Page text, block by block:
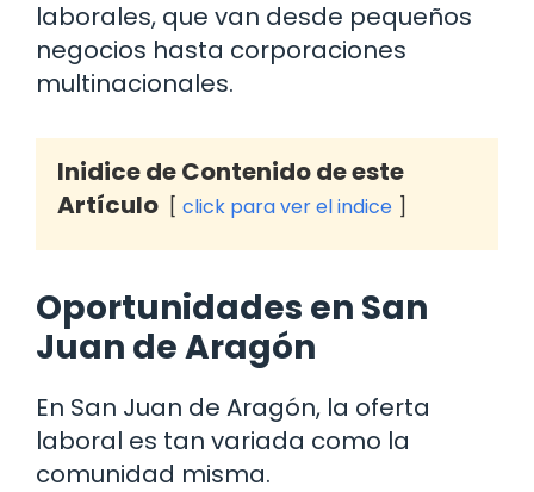
laborales, que van desde pequeños
negocios hasta corporaciones
multinacionales.
Inidice de Contenido de este
Artículo
click para ver el indice
Oportunidades en San
Juan de Aragón
En San Juan de Aragón, la oferta
laboral es tan variada como la
comunidad misma.